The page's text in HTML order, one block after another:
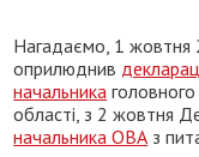
Нагадаємо, 1 жовтня
оприлюднив
начальника
області, з 2 жовтня
начальника ОВА з